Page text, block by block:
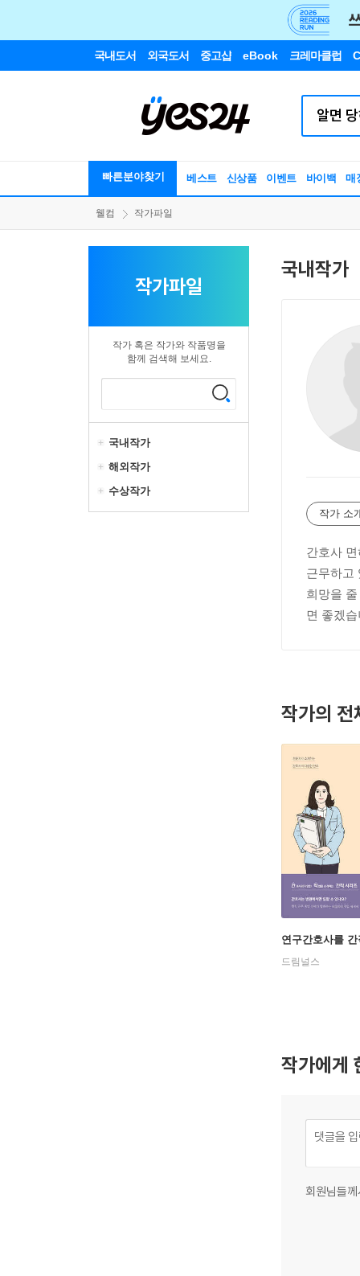
국내도서 외국도서 중고샵 eBook 크레마클럽
빠른분야찾기 베스트 신상품 이벤트 바이백 매
웰컴 작가파일
작가파일
작가 혹은 작가와 작품명을
함께 검색해 보세요.
국내작가
해외작가
수상작가
국내작가
작가 소
간호사
근무하고
희망을
면 좋겠
작가의 전
연구간호사를
드림널스
작가에게
회원님들